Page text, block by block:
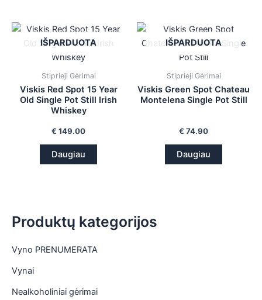
Produktų kategorijos
Vyno PRENUMERATA
Vynai
Nealkoholiniai gėrimai
IŠPARDUOTA
Stiprieji Gėrimai
Viskis Red Spot 15 Year
Old Single Pot Still Irish
Whiskey
€ 149.00
Daugiau
IŠPARDUOTA
Stiprieji Gėrimai
Viskis Green Spot Chateau
Montelena Single Pot Still
€ 74.90
Daugiau